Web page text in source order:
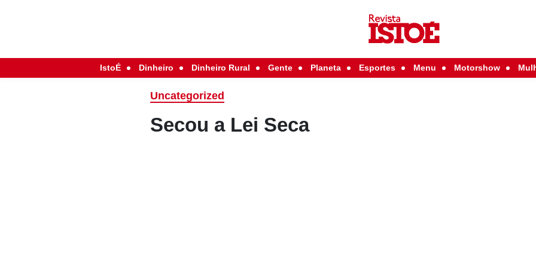
IstoÉ Dinheiro Dinheiro Rural Gente Planeta Esportes Menu Motorshow
Uncategorized
Secou a Lei Seca